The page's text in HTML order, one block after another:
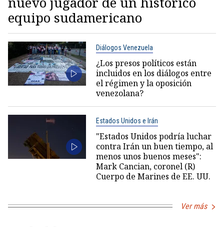
equipo sudamericano
Diálogos Venezuela
¿Los presos políticos están
incluidos en los diálogos entre
el régimen y la oposición
venezolana?
Estados Unidos e Irán
"Estados Unidos podría luchar
contra Irán un buen tiempo, al
menos unos buenos meses":
Mark Cancian, coronel (R)
Cuerpo de Marines de EE. UU.
Ver más